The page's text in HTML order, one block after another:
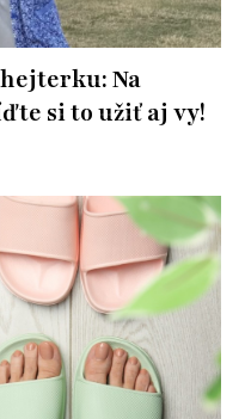
Na
si to užiť aj vy!